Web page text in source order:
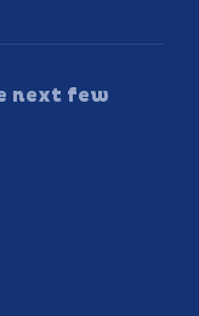
next few